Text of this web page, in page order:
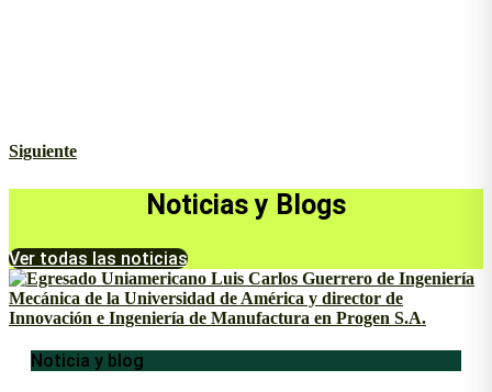
Siguiente
Noticias y Blogs
Ver todas las noticias
Noticia y blog